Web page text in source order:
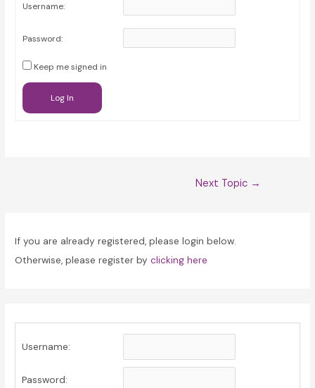
Username:
Password:
Keep me signed in
Log In
Next Topic →
If you are already registered, please login below.
Otherwise, please register byclicking here
Username:
Password: